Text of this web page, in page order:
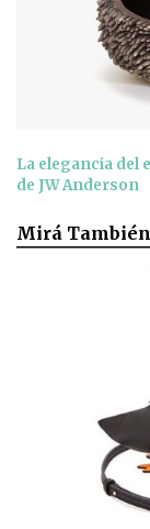
La elegancia del
de JW Anderson
Mirá También